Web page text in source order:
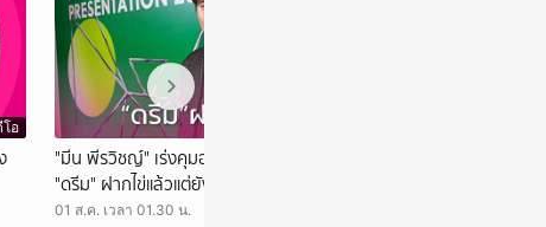
อ
"มีน พีรวิชญ์" เร่งคุมอาหาร เหตุไขมันพุ่ง เผย
"ดรีม" ฝากไข่แล้วแต่ยังไม่เร่งแต่ง
01 ส.ค. เวลา 01.30 น.